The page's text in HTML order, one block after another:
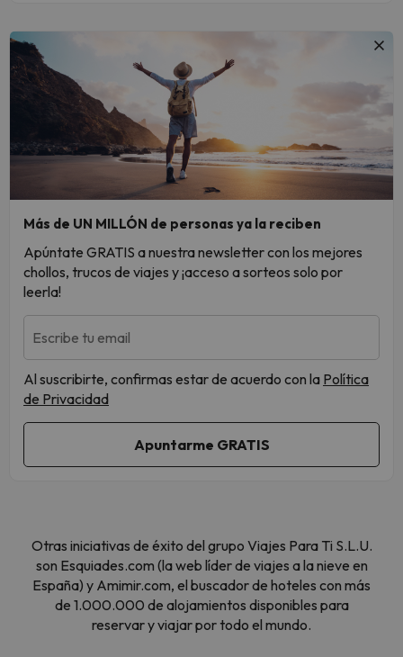
Más de UN MILLÓN de personas ya la reciben
Apúntate GRATIS a nuestra newsletter con los mejores
chollos, trucos de viajes y ¡acceso a sorteos solo por
leerla!
Escribe tu email
Al suscribirte, confirmas estar de acuerdo con la Política
de Privacidad
Otras iniciativas de éxito del grupo Viajes Para Ti S.L.U.
son Esquiades.com (la web líder de viajes a la nieve en
España) y Amimir.com, el buscador de hoteles con más
de 1.000.000 de alojamientos disponibles para
reservar y viajar por todo el mundo.